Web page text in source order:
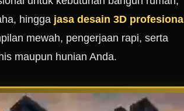
hingga jasa desain 3D profesional
mewah, pengerjaan rapi, serta
maupun hunian Anda.